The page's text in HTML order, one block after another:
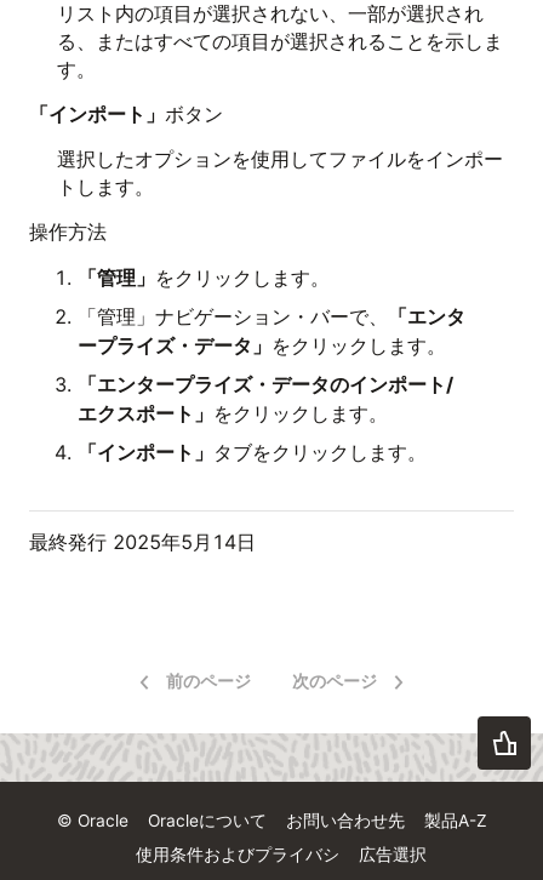
リスト内の項目が選択されない、一部が選択され
る、またはすべての項目が選択されることを示しま
す。
「インポート」 ボタン
選択したオプションを使用してファイルをインポー
トします。
操作方法
「管理」 をクリックします。
「管理」ナビゲーション・バーで、
「エンタ
ープライズ・データ」 をクリックします。
「エンタープライズ・データのインポート/
エクスポート」 をクリックします。
「インポート」 タブをクリックします。
最終発行 2025年5月14日
前のページ 次のページ
© Oracle Oracleについて お問い合わせ先
製品A-Z
使用条件およびプライバシ
広告選択